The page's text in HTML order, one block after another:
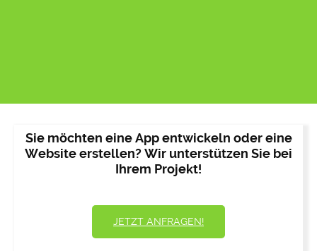
Sie möchten eine App entwickeln oder eine
Website erstellen? Wir unterstützen Sie bei
Ihrem Projekt!
JETZT ANFRAGEN!